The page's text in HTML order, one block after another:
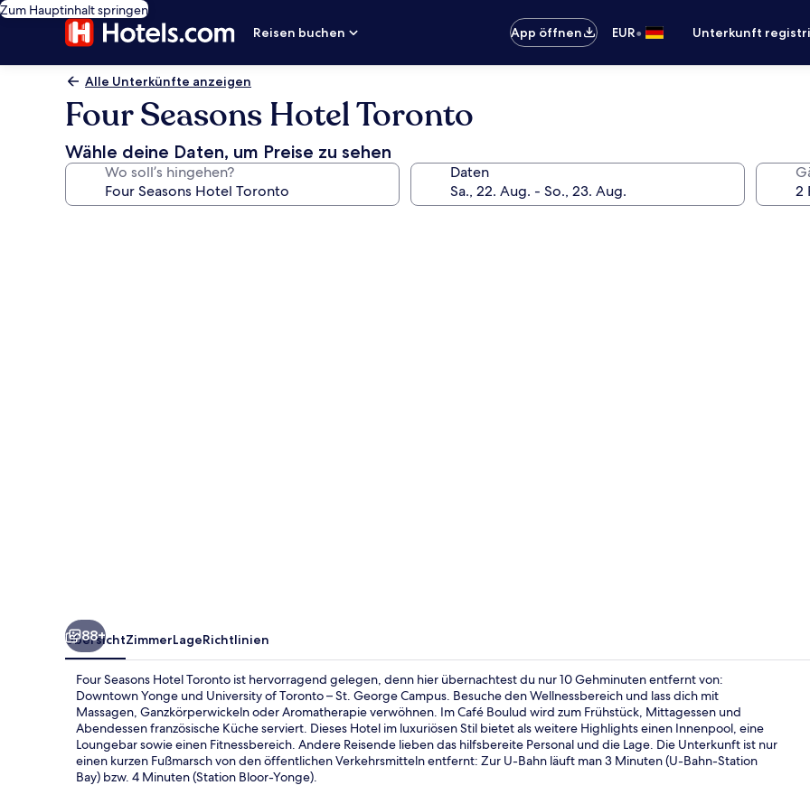
Zum Hauptinhalt springen
Reisen buchen
App öffnen EUR• Unterkunft
Alle Unterkünfte anzeigen
Four Seasons Hotel Toronto
Wähle deine Daten, um Preise zu sehen
Wo soll’s hingehen? Daten
Terrasse/Patio
88+
ÜbersichtZimmerLageRichtlinien
Four Seasons Hotel Toronto ist hervorragend gelegen, denn hier übernachtest du nur 10 Gehminuten entfernt von:
Downtown Yonge und University of Toronto – St. George Campus. Besuche den Wellnessbereich und lass dich mit
Massagen, Ganzkörperwickeln oder Aromatherapie verwöhnen. Im Café Boulud wird zum Frühstück, Mittagessen und
Abendessen französische Küche serviert. Dieses Hotel im luxuriösen Stil bietet als weitere Highlights einen Innenpool, eine
Loungebar sowie einen Fitnessbereich. Andere Reisende lieben das hilfsbereite Personal und die Lage. Die Unterkunft ist nur
einen kurzen Fußmarsch von den öffentlichen Verkehrsmitteln entfernt: Zur U-Bahn läuft man 3 Minuten (U-Bahn-Station
Bay) bzw. 4 Minuten (Station Bloor-Yonge).